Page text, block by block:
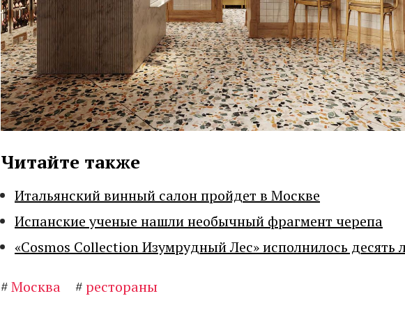
Читайте также
Итальянский винный салон пройдет в Москве
Испанские ученые нашли необычный фрагмент черепа
«Cosmos Collection Изумрудный Лес» исполнилось десять
#Москва #рестораны